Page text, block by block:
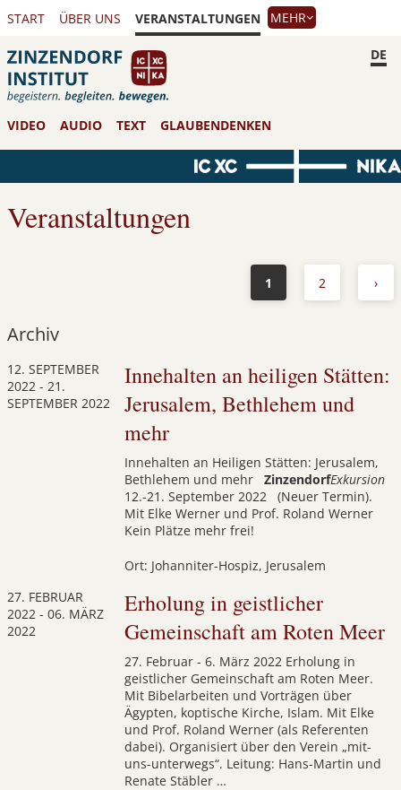
START ÜBER UNS VERANSTALTUNGEN MEHR
DE
VIDEO AUDIO TEXT GLAUBENDENKEN
Veranstaltungen
1 2 ›
Archiv
12. SEPTEMBER
2022 - 21.
SEPTEMBER 2022
Innehalten an heiligen Stätten:
Jerusalem, Bethlehem und
mehr
Innehalten an Heiligen Stätten: Jerusalem,
Bethlehem und mehrZinzendorfExkursion
12.-21. September 2022 (Neuer Termin).
Mit Elke Werner und Prof. Roland Werner
Kein Plätze mehr frei!
Ort: Johanniter-Hospiz, Jerusalem
27. FEBRUAR
2022 - 06. MÄRZ
2022
Erholung in geistlicher
Gemeinschaft am Roten Meer
27. Februar - 6. März 2022 Erholung in
geistlicher Gemeinschaft am Roten Meer.
Mit Bibelarbeiten und Vorträgen über
Ägypten, koptische Kirche, Islam. Mit Elke
und Prof. Roland Werner (als Referenten
dabei). Organisiert über den Verein „mit-
uns-unterwegs“. Leitung: Hans-Martin und
Renate Stäbler …